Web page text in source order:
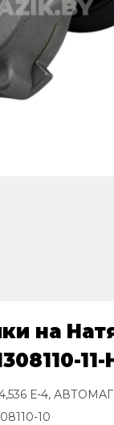
на
11-
Е-4,
10